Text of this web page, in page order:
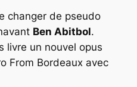
changer de pseudo
Ben Abitbol.
livre un nouvel opus
From Bordeauxavec